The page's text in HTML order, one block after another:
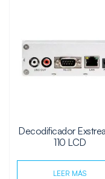
Decodificador
110 LCD
LEER MÁS